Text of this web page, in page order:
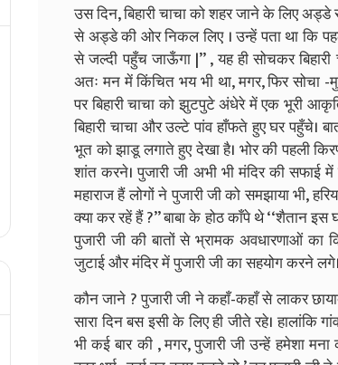
उस दिन, बिहारी चाचा को शहर जाने के लिए
से अड्डे की ओर निकल लिए । उन्हें पता था कि
से जल्दी पहुँच जाऊँगा |’’ , यह ही सोचकर
अतः मन में किंचित भय भी था, मगर, फिर
पर बिहारी चाचा को झुटपुटे अंधेरे में एक भूरी
बिहारी चाचा और उल्टे पांव हाँफते हुए घर पहुँचे।
भूत को झाडू लगाते हुए देखा है। भोर की पहली
शांत करने। पुजारी जी अभी भी मंदिर की
महाराज हैं लोगों ने पुजारी जी को समझाया भी,
क्या कर रहें हैं ?’’ बाबा के होठ काँपे थे ‘‘शैतान इस
पुजारी जी की बातों से भ्रामक अवधारणाओं का
जुटाई और मंदिर में पुजारी जी का सहयोग करने लगे।
कौन जाने ? पुजारी जी ने कहाँ-कहाँ से लाकर
सारा दिन बस इसी के लिए ही जीते रहे। हालांकि
भी कई बार की , मगर, पुजारी जी उन्हें हमेशा